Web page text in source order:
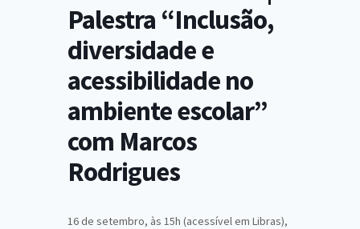
Palestra “Inclusão,
diversidade e
acessibilidade no
ambiente escolar”
com Marcos
Rodrigues
16 de setembro, às 15h (acessível em Libras),